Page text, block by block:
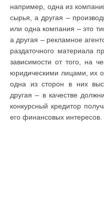
например, одна из
сырья, а другая –
или одна компания – это
а другая – рекламное
раздаточного материала
зависимости от того, на
юридическими лицами, их
одна из сторон в них
другая – в качестве
конкурсный кредитор
его финансовых интересов.